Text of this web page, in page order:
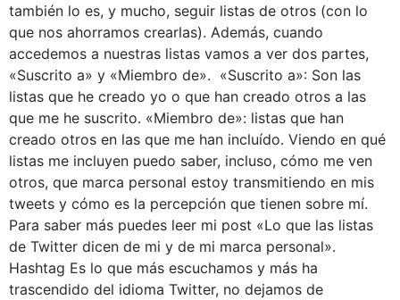
también lo es, y mucho, seguir listas de otros (con lo
que nos ahorramos crearlas). Además, cuando
accedemos a nuestras listas vamos a ver dos partes,
«Suscrito a» y «Miembro de». «Suscrito a»: Son las
listas que he creado yo o que han creado otros a las
que me he suscrito. «Miembro de»: listas que han
creado otros en las que me han incluído. Viendo en qué
listas me incluyen puedo saber, incluso, cómo me ven
otros, que marca personal estoy transmitiendo en mis
tweets y cómo es la percepción que tienen sobre mí.
Para saber más puedes leer mi post «Lo que las listas
de Twitter dicen de mi y de mi marca personal».
Hashtag Es lo que más escuchamos y más ha
trascendido del idioma Twitter, no dejamos de